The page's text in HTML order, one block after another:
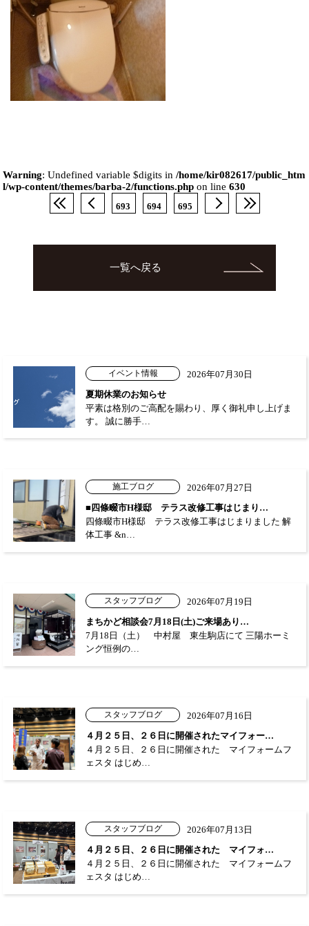
Warning: Undefined variable $digits in/home/kir082617/public_htm
l/wp-content/themes/barba-2/functions.php on line630
693 694 695
一覧へ戻る
イベント情報
2026年07月30日
夏期休業のお知らせ
平素は格別のご高配を賜わり、厚く御礼申し上げま
す。 誠に勝手…
施工ブログ
2026年07月27日
■四條畷市H様邸 テラス改修工事はじまり…
四條畷市H様邸 テラス改修工事はじまりました 解
体工事 &n…
スタッフブログ
2026年07月19日
まちかど相談会7月18日(土)ご来場あり…
7月18日（土） 中村屋 東生駒店にて 三陽ホーミ
ング恒例の…
スタッフブログ
2026年07月16日
４月２５日、２６日に開催されたマイフォー…
４月２５日、２６日に開催された マイフォームフ
ェスタ はじめ…
スタッフブログ
2026年07月13日
４月２５日、２６日に開催された マイフォ…
４月２５日、２６日に開催された マイフォームフ
ェスタ はじめ…